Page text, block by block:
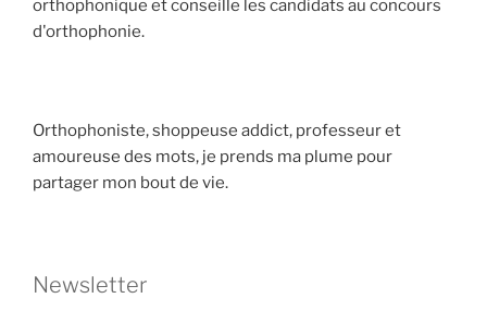
orthophonique et conseille les candidats au concours
d'orthophonie.
Orthophoniste, shoppeuse addict, professeur et
amoureuse des mots, je prends ma plume pour
partager mon bout de vie.
Newsletter